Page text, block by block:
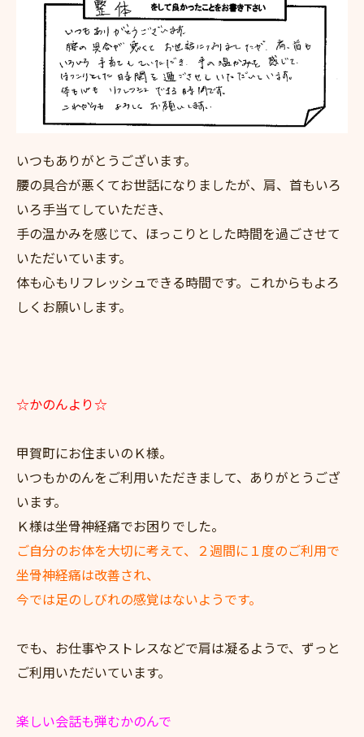
いつもありがとうございます。
腰の具合が悪くてお世話になりましたが、肩、首もいろ
いろ手当てしていただき、
手の温かみを感じて、ほっこりとした時間を過ごさせて
いただいています。
体も心もリフレッシュできる時間です。これからもよろ
しくお願いします。
☆かのんより☆
甲賀町にお住まいのＫ様。
いつもかのんをご利用いただきまして、ありがとうござ
います。
Ｋ様は坐骨神経痛でお困りでした。
ご自分のお体を大切に考えて、２週間に１度のご利用で
坐骨神経痛は改善され、
今では足のしびれの感覚はないようです。
でも、お仕事やストレスなどで肩は凝るようで、ずっと
ご利用いただいています。
楽しい会話も弾むかのんで